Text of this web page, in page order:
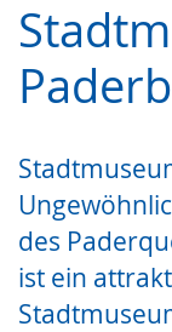
des
ist ein
Leichten
Sprache
wechseln.
Audio-
Unterstützung.
Video
in
Deutscher
wird
angezeigt.